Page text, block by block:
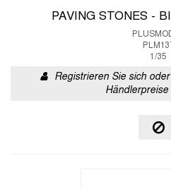
PAVING STONES -
1/35
Registrieren Sie sich
Händlerpreise